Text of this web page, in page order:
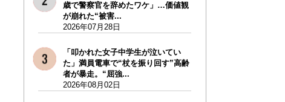
歳で警察官を辞めたワケ」…価値観
が崩れた“被害...
2026年07月28日
「叩かれた女子中学生が泣いてい
た」満員電車で“杖を振り回す”高齢
者が暴走。“屈強...
2026年08月02日